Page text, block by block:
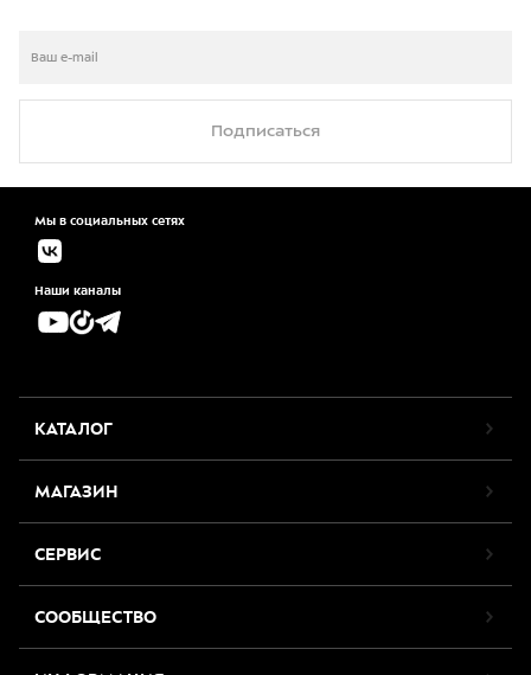
Подписаться
Мы в социальных сетях
Наши каналы
КАТАЛОГ
МАГАЗИН
СЕРВИС
СООБЩЕСТВО